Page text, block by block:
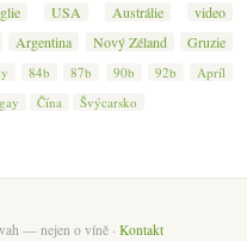
USA Austrálie
video
Argentina Nový Zéland
Gruzie
84b 87b 90b 92b
Apríl
Čína Švýcarsko
— nejen o víně · Kontakt